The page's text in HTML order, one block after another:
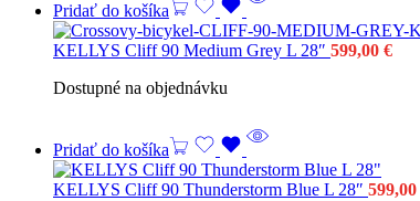
Pridať do košíka
KELLYS Cliff 90 Medium Grey L 28″ 599,00 €
Dostupné na objednávku
Pridať do košíka
KELLYS Cliff 90 Thunderstorm Blue L 28″ 599,00